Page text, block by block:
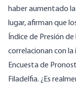
haber aumentado
lugar, afirman que
Índice de Presión
correlacionan con
Encuesta de
Filadelfia. ¿Es